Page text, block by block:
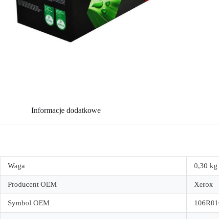
Informacje dodatkowe
Waga 0,30 kg
Producent OEM Xerox
Symbol OEM